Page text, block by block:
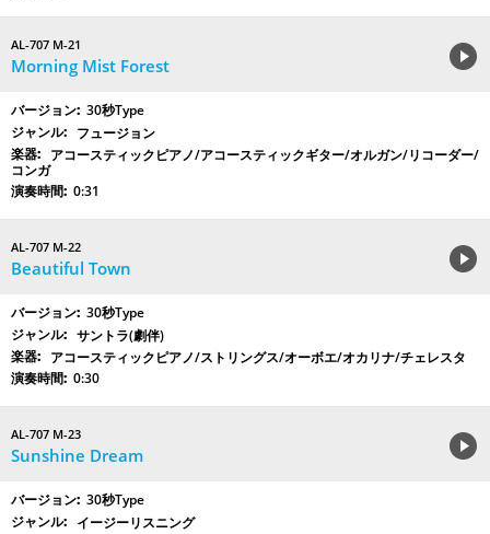
AL-707 M-21
Morning Mist Forest
30秒Type
フュージョン
アコースティックピアノ/アコースティックギター/オルガン/リコーダー/
コンガ
0:31
AL-707 M-22
Beautiful Town
30秒Type
サントラ(劇伴)
アコースティックピアノ/ストリングス/オーボエ/オカリナ/チェレスタ
0:30
AL-707 M-23
Sunshine Dream
30秒Type
イージーリスニング